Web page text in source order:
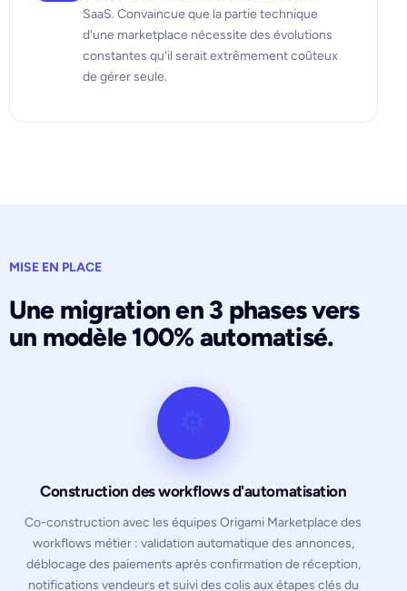
SaaS. Convaincue que la partie technique
d'une marketplace nécessite des évolutions
constantes qu'il serait extrêmement coûteux
de gérer seule.
MISE EN PLACE
Une migration en 3 phases vers
un modèle 100% automatisé.
Construction des workflows d'automatisation
Co-construction avec les équipes Origami Marketplace des
workflows métier : validation automatique des annonces,
déblocage des paiements après confirmation de réception,
notifications vendeurs et suivi des colis aux étapes clés du